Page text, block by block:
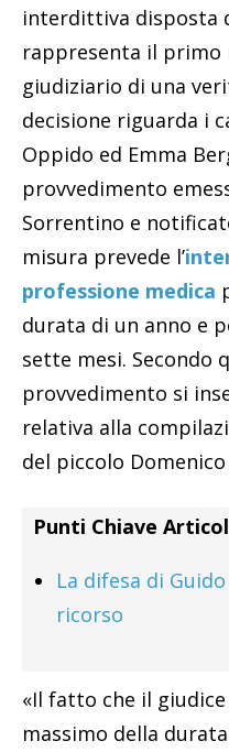
interdittiva disposta
rappresenta il primo
giudiziario di una
decisione riguarda i
Oppido ed Emma
provvedimento
Sorrentino e
misura prevede l’
professione medica
durata di un anno e
sette mesi. Secondo
provvedimento si
relativa alla
del piccolo Domenico
Punti Chiave
La difesa di
ricorso
«Il fatto che il
massimo della